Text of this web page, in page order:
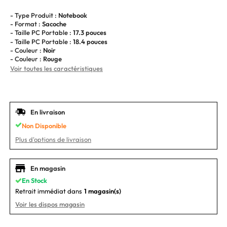
- Type Produit : Notebook
- Format : Sacoche
- Taille PC Portable : 17.3 pouces
- Taille PC Portable : 18.4 pouces
- Couleur : Noir
- Couleur : Rouge
Voir toutes les caractéristiques
En livraison
Non Disponible
Plus d'options de livraison
En magasin
En Stock
Retrait immédiat dans 1 magasin(s)
Voir les dispos magasin